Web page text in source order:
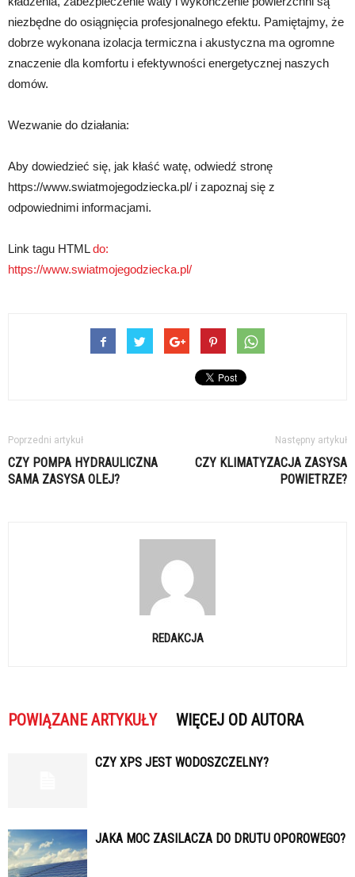
niezbędne do osiągnięcia profesjonalnego efektu. Pamiętajmy, że
dobrze wykonana izolacja termiczna i akustyczna ma ogromne
znaczenie dla komfortu i efektywności energetycznej naszych
domów.
Wezwanie do działania:
Aby dowiedzieć się, jak kłaść watę, odwiedź stronę
https://www.swiatmojegodziecka.pl/ i zapoznaj się z
odpowiednimi informacjami.
Link tagu HTMLdo:
https://www.swiatmojegodziecka.pl/
Poprzedni artykuł
CZY POMPA HYDRAULICZNA
SAMA ZASYSA OLEJ?
Następny artykuł
CZY KLIMATYZACJA ZASYSA
POWIETRZE?
REDAKCJA
POWIĄZANE ARTYKUŁY WIĘCEJ OD AUTORA
CZY XPS JEST WODOSZCZELNY?
JAKA MOC ZASILACZA DO DRUTU OPOROWEGO?